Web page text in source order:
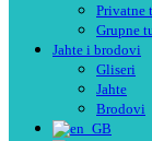
Privatne
Grupne
Jahte i brodovi
Gliseri
Jahte
Brodovi